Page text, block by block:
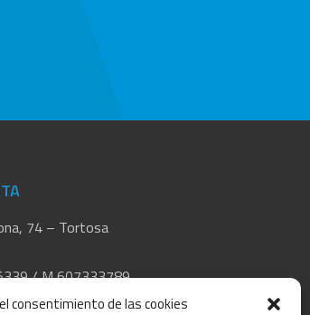
consentimiento de las cookies
74 – Tortosa
/ M 607333789